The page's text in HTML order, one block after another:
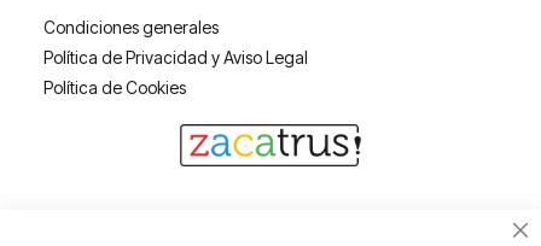
Condiciones generales
Política de Privacidad y Aviso Legal
Política de Cookies